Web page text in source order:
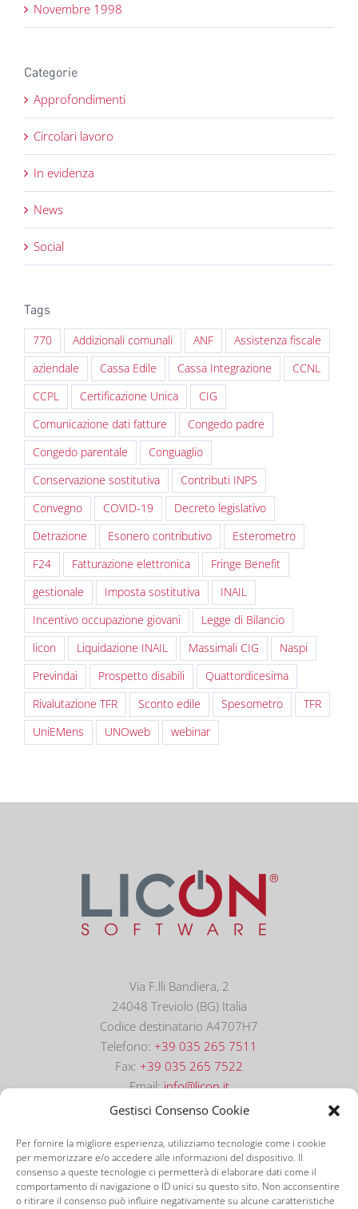
Gestisci Consenso Cookie
Per fornire la migliore esperienza, utilizziamo tecnologie come i cookie
per memorizzare e/o accedere alle informazioni del dispositivo. Il
consenso a queste tecnologie ci permetterà di elaborare dati come il
comportamento di navigazione o ID unici su questo sito. Non acconsentire
o ritirare il consenso può influire negativamente su alcune caratteristiche
Novembre 1998
Categorie
Approfondimenti
Circolari lavoro
In evidenza
News
Social
Tags
770 Addizionali comunali ANF
Assistenza fiscale
aziendale
Cassa Edile Cassa Integrazione
CCNL
CCPL
Certificazione Unica
CIG
Comunicazione dati fatture
Congedo padre
Congedo parentale
Conguaglio
Conservazione sostitutiva
Contributi INPS
Convegno
COVID-19
Decreto legislativo
Detrazione
Esonero contributivo
Esterometro
F24
Fatturazione elettronica
Fringe Benefit
gestionale
Imposta sostitutiva
INAIL
Incentivo occupazione giovani
Legge di Bilancio
licon
Liquidazione INAIL Massimali CIG
Naspi
Previndai
Prospetto disabili
Quattordicesima
Rivalutazione TFR
Sconto edile Spesometro
TFR
UniEMens
UNOweb webinar
Via F.lli Bandiera, 2
24048 Treviolo (BG) Italia
Codice destinatario A4707H7
Telefono: +39 035 265 7511
Fax: +39 035 265 7522
Email:info@licon.it